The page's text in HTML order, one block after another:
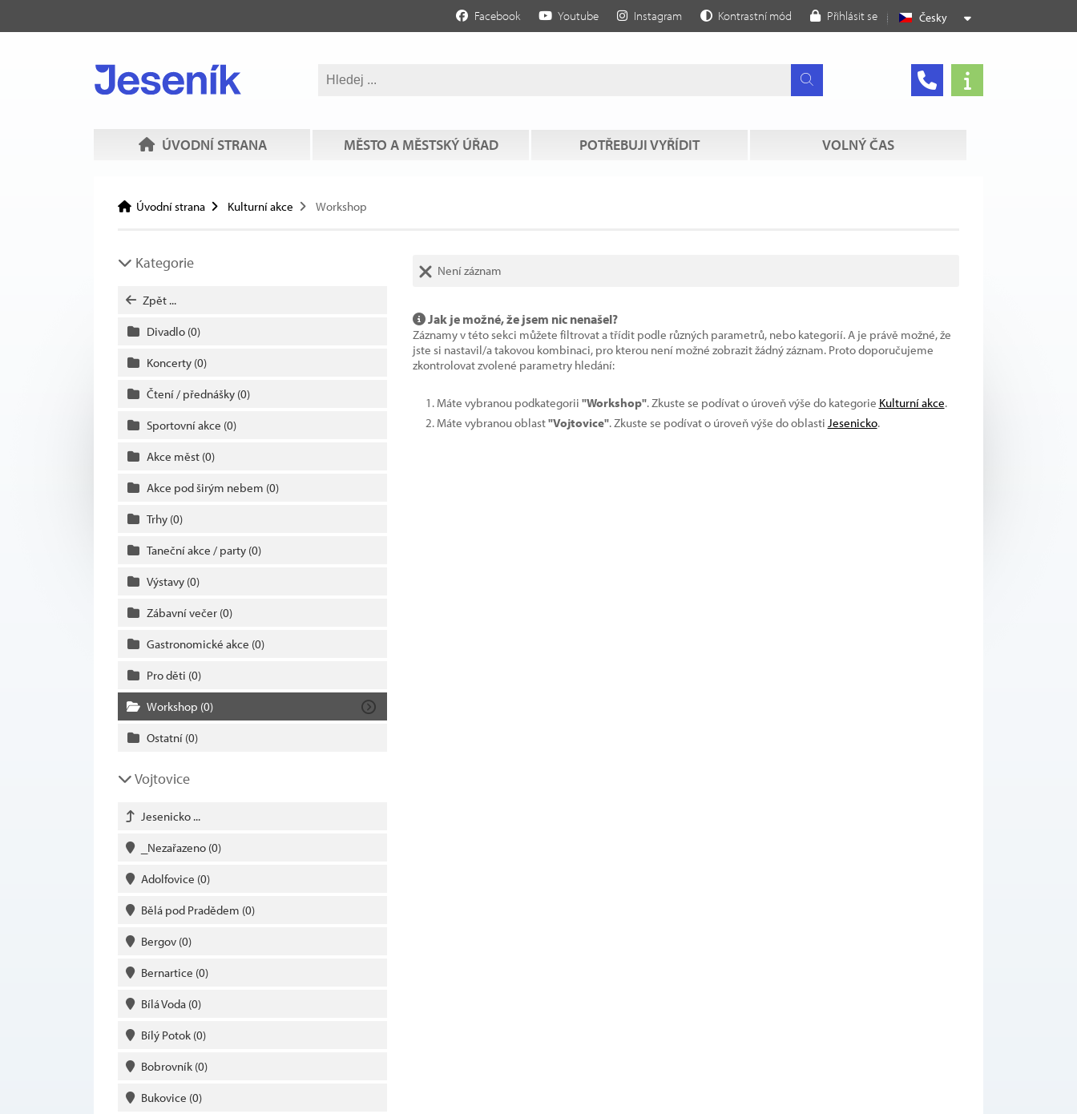
Česky
Facebook Youtube Instagram Kontrastní mód Přihlásit se
ÚVODNÍ STRANA MĚSTO A MĚSTSKÝ ÚŘAD POTŘEBUJI VYŘÍDIT VOLNÝ ČAS
Úvodní strana Kulturní akce Workshop
Kategorie
Zpět ...
Divadlo (0)
Koncerty (0)
Čtení / přednášky (0)
Sportovní akce (0)
Akce měst (0)
Akce pod širým nebem (0)
Trhy (0)
Taneční akce / party (0)
Výstavy (0)
Zábavní večer (0)
Gastronomické akce (0)
Pro děti (0)
Workshop (0)
Ostatní (0)
Vojtovice
Jesenicko ...
_Nezařazeno (0)
Adolfovice (0)
Bělá pod Pradědem (0)
Bergov (0)
Bernartice (0)
Bílá Voda (0)
Bílý Potok (0)
Bobrovník (0)
Bukovice (0)
Není záznam
Jak je možné, že jsem nic nenašel?
Záznamy v této sekci můžete filtrovat a třídit podle různých parametrů, nebo kategorií. A je právě možné, že
jste si nastavil/a takovou kombinaci, pro kterou není možné zobrazit žádný záznam. Proto doporučujeme
zkontrolovat zvolené parametry hledání:
Máte vybranou podkategorii "Workshop". Zkuste se podívat o úroveň výše do kategorie Kulturní akce.
Máte vybranou oblast"Vojtovice". Zkuste se podívat o úroveň výše do oblasti Jesenicko.